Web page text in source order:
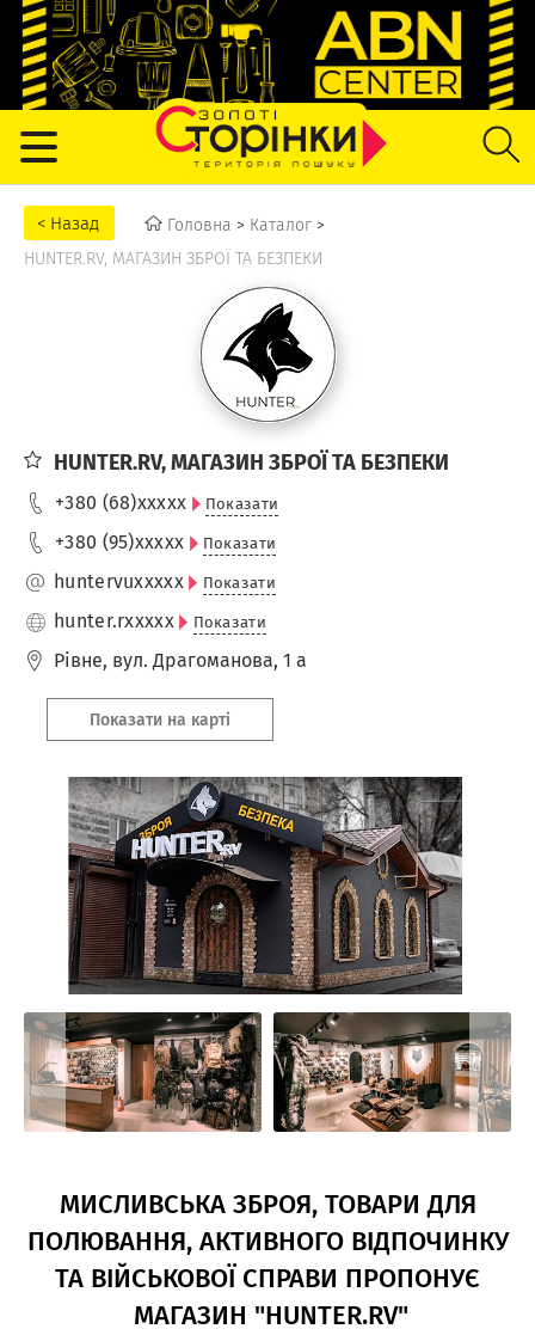
Головна > Каталог >
HUNTER.RV, МАГАЗИН ЗБРОЇ ТА БЕЗПЕКИ
HUNTER.RV, МАГАЗИН ЗБРОЇ ТА БЕЗПЕКИ
+380 (68)xxxxx Показати
+380 (95)xxxxx Показати
huntervuxxxxx Показати
hunter.rxxxxx Показати
Рівне, вул. Драгоманова, 1 а
Показати на карті
МИСЛИВСЬКА ЗБРОЯ, ТОВАРИ ДЛЯ
ПОЛЮВАННЯ, АКТИВНОГО ВІДПОЧИНКУ
ТА ВІЙСЬКОВОЇ СПРАВИ ПРОПОНУЄ
МАГАЗИН "HUNTER.RV"